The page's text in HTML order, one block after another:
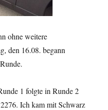
ohne weitere
den 16.08. begann
1 folgte in Runde 2
Ich kam mit Schwarz